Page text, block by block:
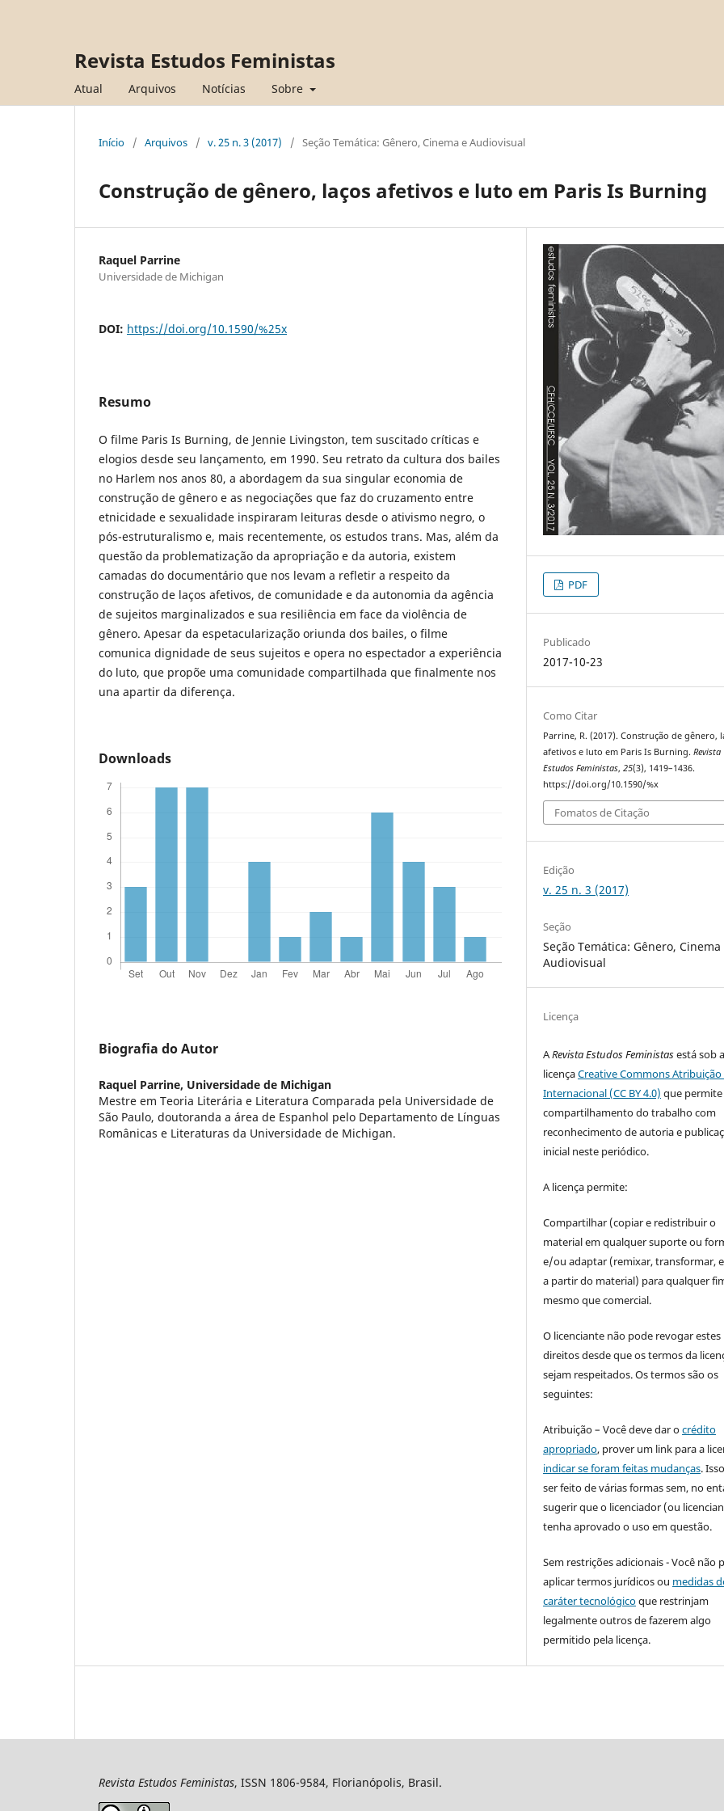
Revista Estudos Feministas
Atual Arquivos Notícias Sobre
Início / Arquivos / v. 25 n. 3 (2017) / Seção Temática: Gênero, Cinema e Audiovisual
Construção de gênero, laços afetivos e luto em Paris Is Burning
Raquel Parrine
Universidade de Michigan
DOI: https://doi.org/10.1590/%25x
Resumo
O filme Paris Is Burning, de Jennie Livingston, tem suscitado críticas e
elogios desde seu lançamento, em 1990. Seu retrato da cultura dos bailes
no Harlem nos anos 80, a abordagem da sua singular economia de
construção de gênero e as negociações que faz do cruzamento entre
etnicidade e sexualidade inspiraram leituras desde o ativismo negro, o
pós-estruturalismo e, mais recentemente, os estudos trans. Mas, além da
questão da problematização da apropriação e da autoria, existem
camadas do documentário que nos levam a refletir a respeito da
construção de laços afetivos, de comunidade e da autonomia da agência
de sujeitos marginalizados e sua resiliência em face da violência de
gênero. Apesar da espetacularização oriunda dos bailes, o filme
comunica dignidade de seus sujeitos e opera no espectador a experiência
do luto, que propõe uma comunidade compartilhada que finalmente nos
una apartir da diferença.
Downloads
Biografia do Autor
Raquel Parrine, Universidade de Michigan
Mestre em Teoria Literária e Literatura Comparada pela Universidade de
São Paulo, doutoranda a área de Espanhol pelo Departamento de Línguas
Românicas e Literaturas da Universidade de Michigan.
PDF
Publicado
2017-10-23
Como Citar
Parrine, R. (2017). Construção de gênero,
afetivos e luto em Paris Is Burning.Revista
Estudos Feministas,25(3), 1419–1436.
https://doi.org/10.1590/%x
Fomatos de Citação
Edição
v. 25 n. 3 (2017)
Seção
Seção Temática: Gênero, Cinema
Audiovisual
Licença
ARevista Estudos Feministasestá sob a
licençaCreative Commons Atribuição
Internacional (CC BY 4.0) que
compartilhamento do trabalho com
reconhecimento de autoria e
inicial neste periódico.
A licença permite:
Compartilhar (copiar e redistribuir o
material em qualquer suporte ou
e/ou adaptar (remixar, transformar,
a partir do material) para qualquer
mesmo que comercial.
O licenciante não pode revogar estes
direitos desde que os termos da
sejam respeitados. Os termos são os
seguintes:
Atribuição – Você deve dar ocrédito
apropriado, prover um link para a
indicar se foram feitas mudanças.
ser feito de várias formas sem, no
sugerir que o licenciador (ou
tenha aprovado o uso em questão.
Sem restrições adicionais - Você não
aplicar termos jurídicos ou medidas
caráter tecnológicoque restrinjam
legalmente outros de fazerem algo
permitido pela licença.
Revista Estudos Feministas, ISSN 1806-9584, Florianópolis, Brasil.